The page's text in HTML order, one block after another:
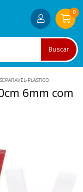
Buscar
0
PLASTICO
6mm com